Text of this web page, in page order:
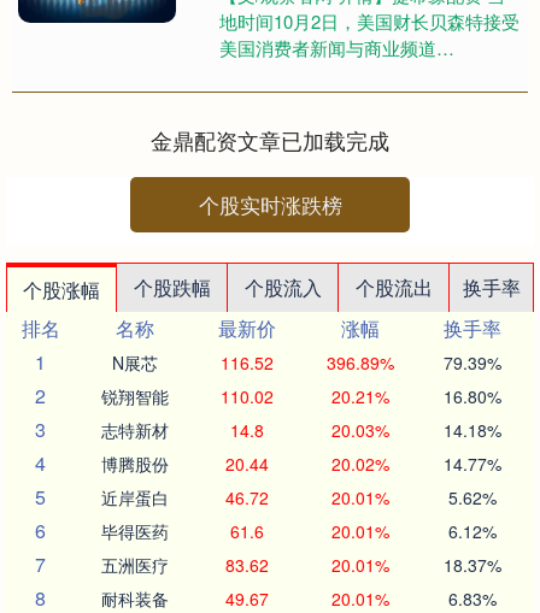
地时间10月2日，美国财长贝森特接受
美国消费者新闻与商业频道
贸易谈判和领导人会晤问题。据他....
金鼎配资文章已加载完成
个股实时涨跌榜
个股涨幅 个股跌幅 个股流入 个股流出
换手率
排名
名称 最新价 涨幅
换手率
1
N展芯 116.52 396.89% 79.39%
2 锐翔智能 110.02 20.21% 16.80%
3 志特新材 14.8 20.03% 14.18%
4 博腾股份 20.44 20.02% 14.77%
5 近岸蛋白 46.72 20.01% 5.62%
6 毕得医药 61.6 20.01% 6.12%
7 五洲医疗 83.62 20.01% 18.37%
8 耐科装备 49.67 20.01% 6.83%